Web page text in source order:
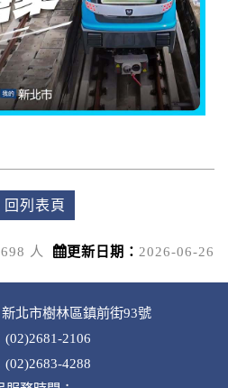
回列表頁
698 人 更新日期： 2026-06-26
北市樹林區鎮前街93號
(02)2681-2106
(02)2683-4288